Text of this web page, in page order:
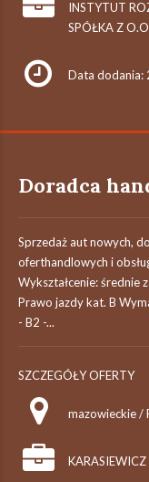
INSTYTUT
SPÓŁKA Z
Data
Doradca
Sprzedaż aut nowych,
oferthandlowych i
Wykształcenie: średnie
Prawo jazdy kat. B
- B2 -...
SZCZEGÓŁY OFERTY
mazowieckie /
KARASIEWICZ